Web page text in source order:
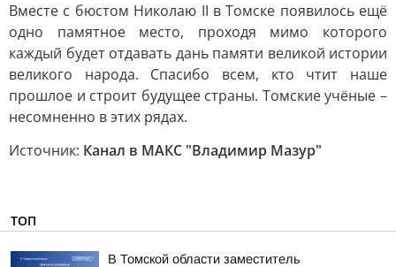
Вместе с бюстом Николаю II в Томске появилось ещё
одно памятное место, проходя мимо которого
каждый будет отдавать дань памяти великой истории
великого народа. Спасибо всем, кто чтит наше
прошлое и строит будущее страны. Томские учёные –
несомненно в этих рядах.
Источник: Канал в МАКС "Владимир Мазур"
ТОП
В Томской области заместитель